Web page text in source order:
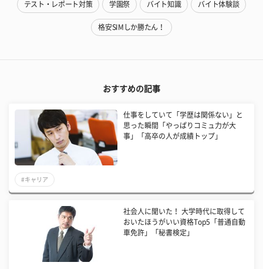
テスト・レポート対策 学園祭 バイト知識 バイト体験談
格安SIMしか勝たん！
おすすめの記事
仕事をしていて「学歴は関係ない」と
思った瞬間「やっぱりコミュ力が大
事」「高卒の人が成績トップ」
#キャリア
社会人に聞いた！ 大学時代に取得して
おいたほうがいい資格Top5「普通自動
車免許」「秘書検定」